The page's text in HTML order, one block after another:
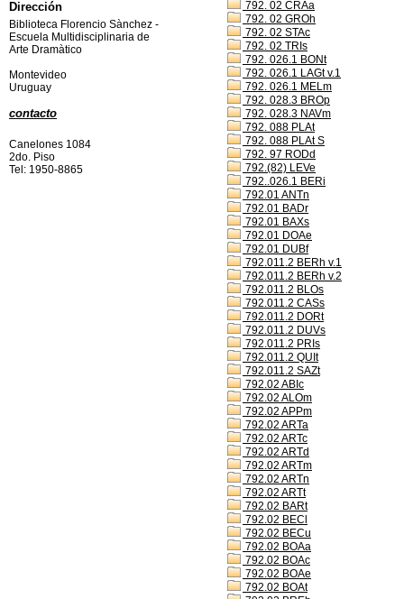
792. 02 CRAa
792. 02 GROh
792. 02 STAc
792. 02 TRIs
792. 026.1 BONt
792. 026.1 LAGt v.1
792. 026.1 MELm
792. 028.3 BROp
792. 028.3 NAVm
792. 088 PLAt
792. 088 PLAt S
792. 97 RODd
792.(82) LEVe
792..026.1 BERi
792.01 ANTn
792.01 BADr
792.01 BAXs
792.01 DOAe
792.01 DUBf
792.011.2 BERh v.1
792.011.2 BERh v.2
792.011.2 BLOs
792.011.2 CASs
792.011.2 DORt
792.011.2 DUVs
792.011.2 PRIs
792.011.2 QUIt
792.011.2 SAZt
792.02 ABIc
792.02 ALOm
792.02 APPm
792.02 ARTa
792.02 ARTc
792.02 ARTd
792.02 ARTm
792.02 ARTn
792.02 ARTt
792.02 BARt
792.02 BECl
792.02 BECu
792.02 BOAa
792.02 BOAc
792.02 BOAe
792.02 BOAt
Dirección
Biblioteca Florencio Sànchez -
Escuela Multidisciplinaria de
Arte Dramàtico
Montevideo
Uruguay
contacto
Canelones 1084
2do. Piso
Tel: 1950-8865